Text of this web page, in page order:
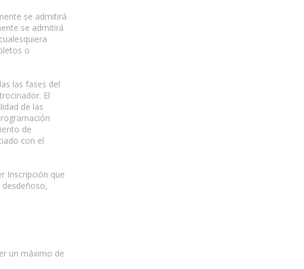
se admitirá
se admitirá
o
las fases del
El
de las
de
con el
Inscripción que
un máximo de